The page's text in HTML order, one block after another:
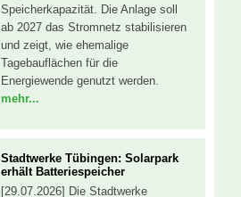
Speicherkapazität. Die Anlage soll
ab 2027 das Stromnetz stabilisieren
und zeigt, wie ehemalige
Tagebauflächen für die
Energiewende genutzt werden.
mehr...
Stadtwerke Tübingen: Solarpark
erhält Batteriespeicher
[29.07.2026] Die Stadtwerke